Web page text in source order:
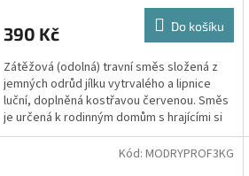
390 Kč Do košíku
Zátěžová (odolná) travní směs složená z
jemných odrůd jílku vytrvalého a lipnice
luční, doplněná kostřavou červenou. Směs
je určená k rodinným domům s hrajícími si
dětmi a psy....
Kód: MODRYPROF3KG